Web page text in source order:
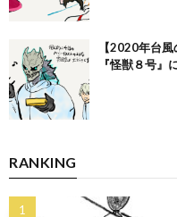
【2020年台
『怪獣８号』
RANKING